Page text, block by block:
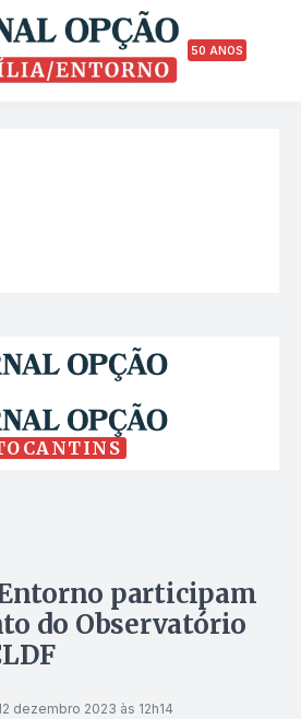
50 ANOS
participam
do Observatório
dezembro 2023 às 12h14